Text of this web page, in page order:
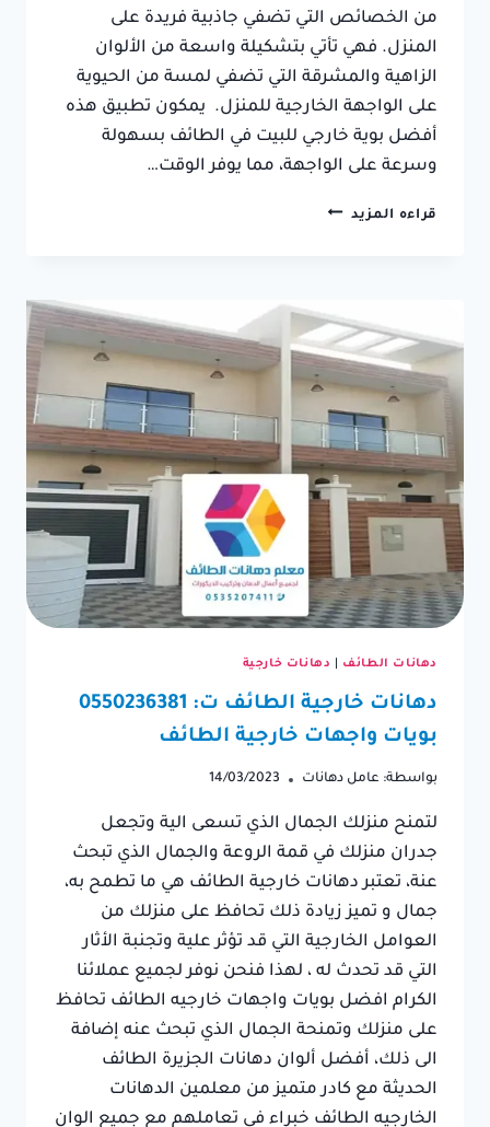
من الخصائص التي تضفي جاذبية فريدة على
المنزل. فهي تأتي بتشكيلة واسعة من الألوان
الزاهية والمشرقة التي تضفي لمسة من الحيوية
على الواجهة الخارجية للمنزل. يمكون تطبيق هذه
أفضل بوية خارجي للبيت في الطائف بسهولة
وسرعة على الواجهة، مما يوفر الوقت…
قراءه المزيد دهانات
ت:
0550236381
دهان
خارجي
للفلل
الطائف
دهانات الطائف دهانات خارجية
دهانات خارجية الطائف ت: 0550236381
بويات واجهات خارجية الطائف
بواسطة: عامل دهانات 14/03/2023
لتمنح منزلك الجمال الذي تسعى الية وتجعل
جدران منزلك في قمة الروعة والجمال الذي تبحث
عنة، تعتبر دهانات خارجية الطائف هي ما تطمح به،
جمال و تميز زيادة ذلك تحافظ على منزلك من
العوامل الخارجية التي قد تؤثر علية وتجنبة الأثار
التي قد تحدث له ، لهذا فنحن نوفر لجميع عملائنا
الكرام افضل بويات واجهات خارجيه الطائف تحافظ
على منزلك وتمنحة الجمال الذي تبحث عنه إضافة
الى ذلك، أفضل ألوان دهانات الجزيرة الطائف
الحديثة مع كادر متميز من معلمين الدهانات
الخارجيه الطائف خبراء في تعاملهم مع جميع الوان